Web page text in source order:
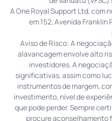
A One Royal Support Ltd, com
em 152, Avenida
Aviso de Risco: A
alavancagem envolve alto
investidores. A
significativas, assim como
instrumentos de margem,
investimento, nível de
que pode perder. Sempre
procure aconselhamento